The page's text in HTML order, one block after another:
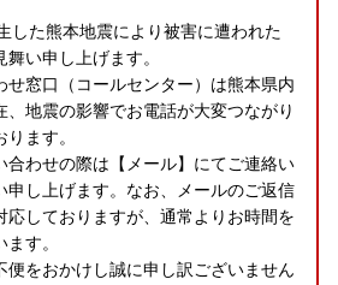
した熊本地震により被害に遭われた
い申し上げます。
せ窓口（コールセンター）は熊本県内
、地震の影響でお電話が大変つながり
ます。
合わせの際は【メール】にてご連絡い
申し上げます。なお、メールのご返信
応しておりますが、通常よりお時間を
す。
便をおかけし誠に申し訳ございません